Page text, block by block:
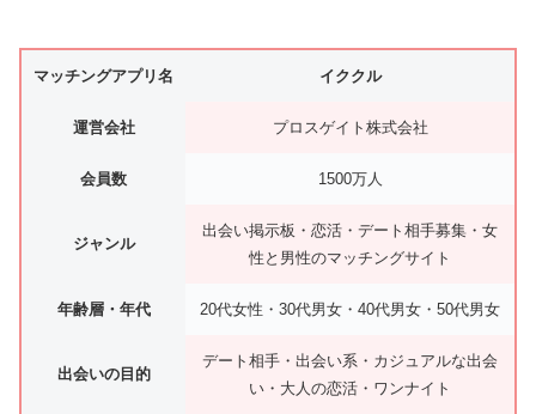
マッチングアプリ名 イククル
運営会社 プロスゲイト株式会社
会員数 1500万人
ジャンル
出会い掲示板・恋活・デート相手募集・女
性と男性のマッチングサイト
年齢層・年代 20代女性・30代男女・40代男女・50代男女
出会いの目的
デート相手・出会い系・カジュアルな出会
い・大人の恋活・ワンナイト